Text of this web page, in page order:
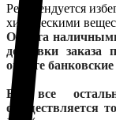
Рекомендуется
химическими
Оплата
доставки
оплате
Во все
осуществляется